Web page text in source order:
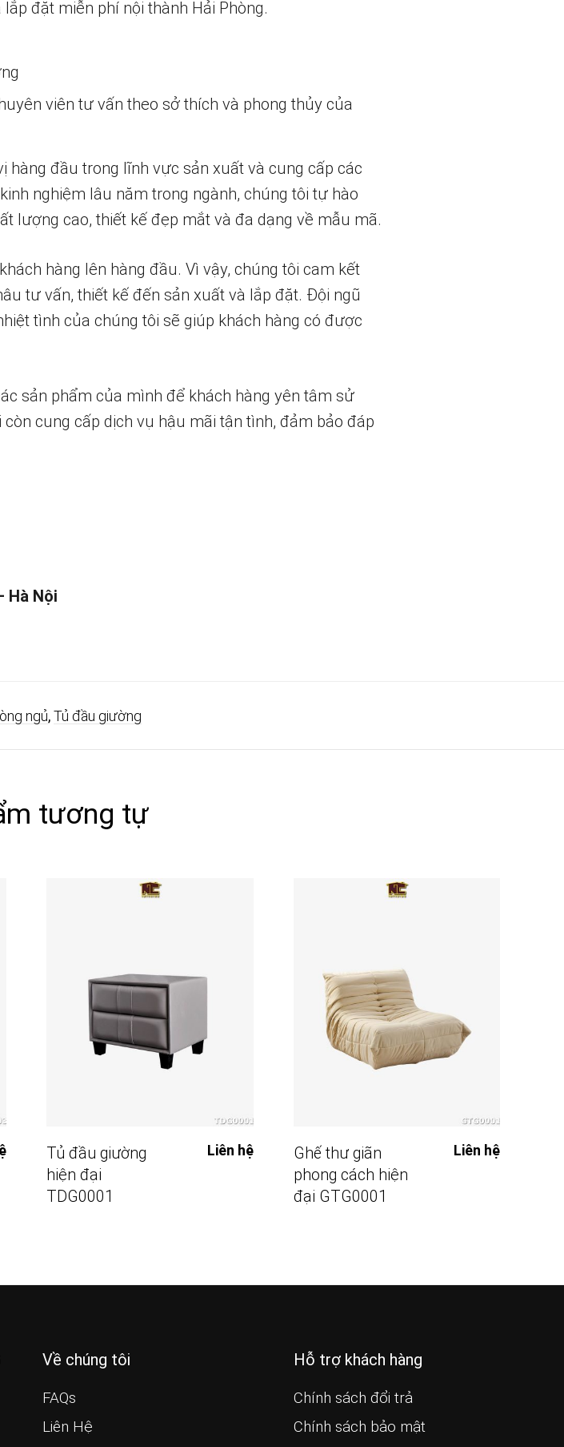
đặt miễn phí nội thành Hải Phòng.
viên tư vấn theo sở thích và phong thủy của
hàng đầu trong lĩnh vực sản xuất và cung cấp các
nghiệm lâu năm trong ngành, chúng tôi tự hào
lượng cao, thiết kế đẹp mắt và đa dạng về mẫu mã.
hàng lên hàng đầu. Vì vậy, chúng tôi cam kết
tư vấn, thiết kế đến sản xuất và lắp đặt. Đội ngũ
tình của chúng tôi sẽ giúp khách hàng có được
sản phẩm của mình để khách hàng yên tâm sử
cung cấp dịch vụ hậu mãi tận tình, đảm bảo đáp
Hà Nội
ngủ,Tủ đầu giường
tương tự
Tủ đầu giường
hiện đại
TDG0001
Liên hệ
Ghế thư giãn
phong cách hiện
đại GTG0001
Liên hệ
Về chúng tôi
FAQs
Liên Hệ
Hỗ trợ khách hàng
Chính sách đổi trả
Chính sách bảo mật